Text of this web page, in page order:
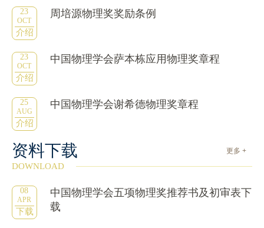
23
OCT
介绍
周培源物理奖奖励条例
23
OCT
介绍
中国物理学会萨本栋应用物理奖章程
25
AUG
介绍
中国物理学会谢希德物理奖章程
资料下载 更多 +
DOWNLOAD
08
APR
下载
中国物理学会五项物理奖推荐书及初审表下
载